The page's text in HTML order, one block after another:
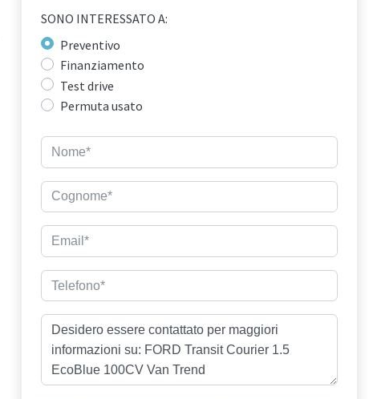
SONO INTERESSATO A:
Preventivo
Finanziamento
Test drive
Permuta usato